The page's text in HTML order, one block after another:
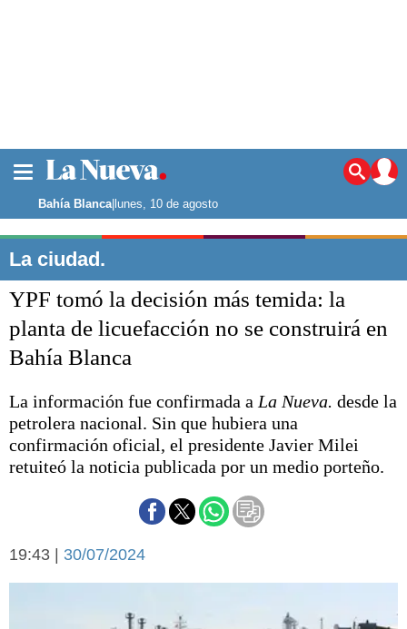
Noticias
La ciudad
Punta Alta
El mundo
Seguridad
Liga del Sur
Básquetbol
Fútbol
Federal A
Cines
Economía y campo
Sociedad y tiempo
Sociedad
Bahía Blanca|lunes, 10 de agosto
La ciudad.
YPF tomó la decisión más temida: la
planta de licuefacción no se construirá en
Bahía Blanca
La información fue confirmada a La Nueva. desde la
petrolera nacional. Sin que hubiera una
confirmación oficial, el presidente Javier Milei
retuiteó la noticia publicada por un medio porteño.
19:43 | 30/07/2024